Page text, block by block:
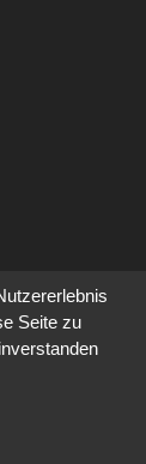
Seite zu